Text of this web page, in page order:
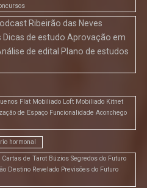
Ribeirão das Neves
de estudo Aprovação em
de edital Plano de estudos
Flat Mobiliado Loft Mobiliado Kitnet
de Espaço Funcionalidade Aconchego
hormonal
de Tarot Búzios Segredos do Futuro
Destino Revelado Previsões do Futuro